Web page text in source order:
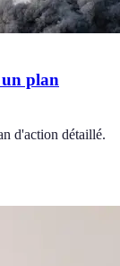
plan
d'action détaillé.